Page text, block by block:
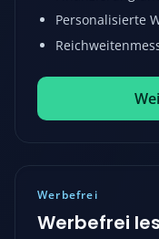
Personalisierte
Werbefrei
Werbefrei